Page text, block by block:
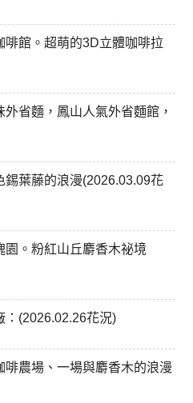
啡館。超萌的3D立體咖啡拉
省麵，鳳山人氣外省麵館，
錫葉藤的浪漫(2026.03.09花
園。粉紅山丘麝香木祕境
：(2026.02.26花況)
農場、一場與麝香木的浪漫